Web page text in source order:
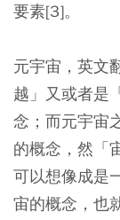
要素[3]。
元宇宙，英文
越」又或者是
念；而元宇宙
的概念，然「
可以想像成是
宙的概念，也